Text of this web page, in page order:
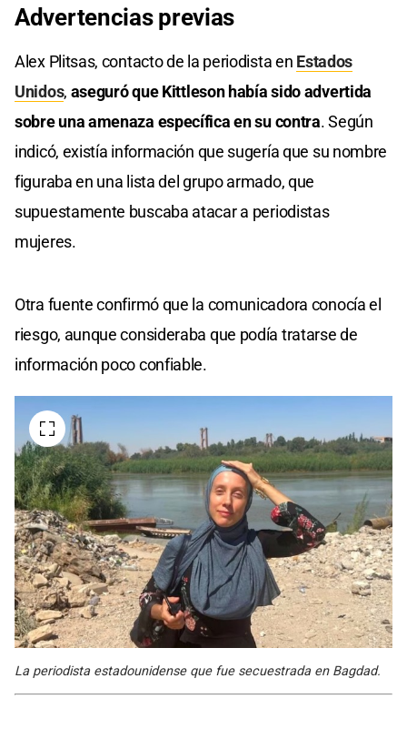
Advertencias previas
Alex Plitsas, contacto de la periodista en Estados
Unidos, aseguró que Kittleson había sido advertida
sobre una amenaza específica en su contra. Según
indicó, existía información que sugería que su nombre
figuraba en una lista del grupo armado, que
supuestamente buscaba atacar a periodistas
mujeres.
Otra fuente confirmó que la comunicadora conocía el
riesgo, aunque consideraba que podía tratarse de
información poco confiable.
La periodista estadounidense que fue secuestrada en Bagdad.